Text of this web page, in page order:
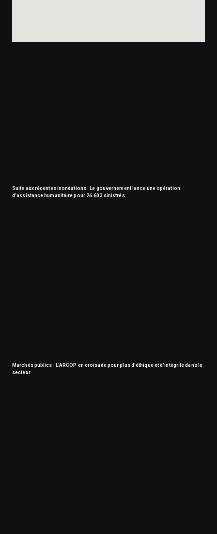
Suite aux récentes inondations : Le gouvernement lance une opération
d’assistance humanitaire pour 26.603 sinistrés
Marchés publics : L’ARCOP en croisade pour plus d’éthique et d’intégrité dans le
secteur